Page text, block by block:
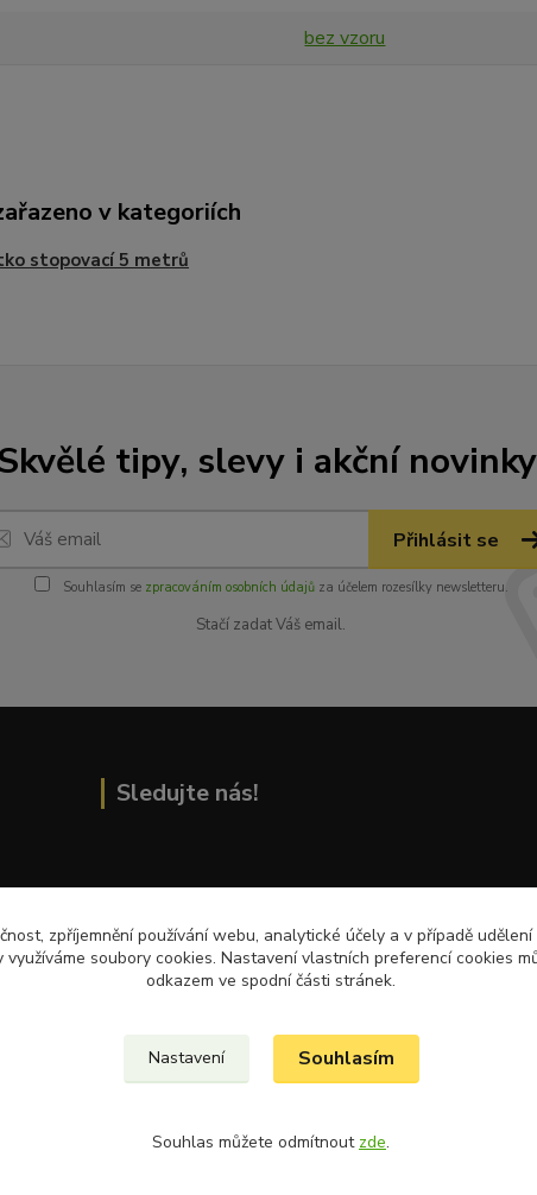
bez vzoru
v kategoriích
stopovací 5 metrů
tipy, slevy i akční
Přihlásit se
Souhlasím se zpracováním osobních údajůza účelem rozesílky newsletteru.
Stačí zadat Váš email.
Sledujte nás!
zpříjemnění používání webu, analytické účely a v případě
využíváme soubory cookies. Nastavení vlastních preferencí cookies
odkazem ve spodní části stránek.
Nastavení Souhlasím
Souhlas můžete odmítnout zde.